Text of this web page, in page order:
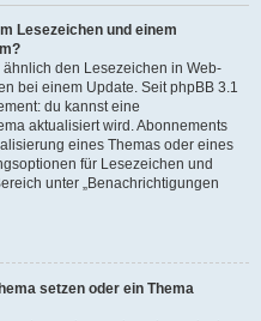
Lesezeichen und einem
den Lesezeichen in Web-
bei einem Update. Seit phpBB 3.1
du kannst eine
aktualisiert wird. Abonnements
eines Themas oder eines
für Lesezeichen und
unter „Benachrichtigungen
setzen oder ein Thema